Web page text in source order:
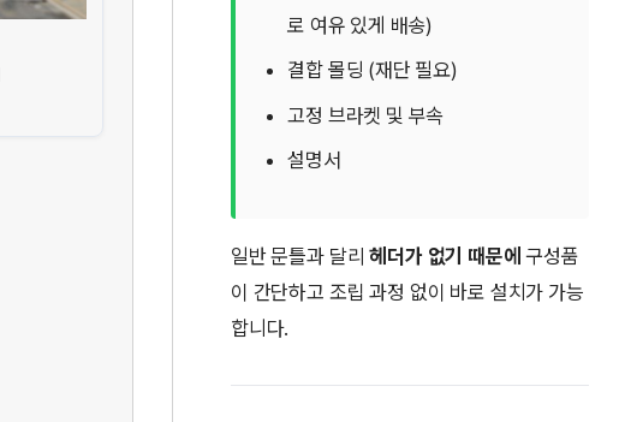
로 여유 있게 배송)
결합 몰딩 (재단 필요)
고정 브라켓 및 부속
설명서
일반 문틀과 달리헤더가 없기 때문에 구성품
이 간단하고 조립 과정 없이 바로 설치가 가능
합니다.